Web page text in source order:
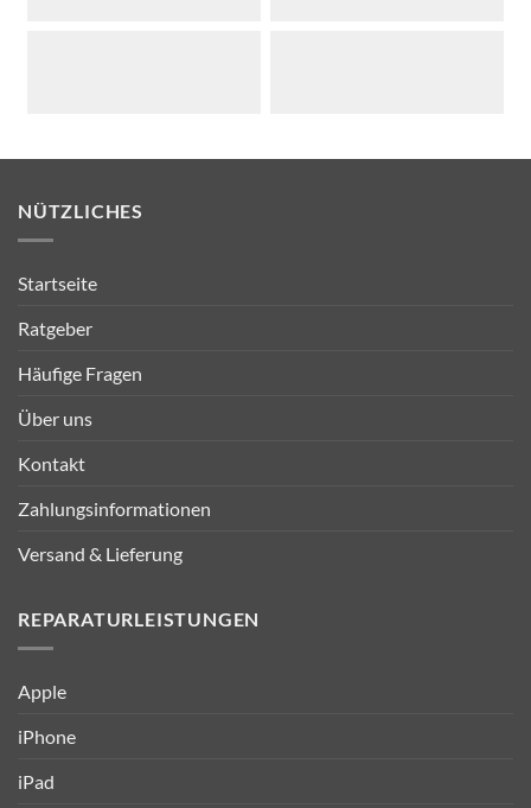
NÜTZLICHES
Startseite
Ratgeber
Häufige Fragen
Über uns
Kontakt
Zahlungsinformationen
Versand & Lieferung
REPARATURLEISTUNGEN
Apple
iPhone
iPad